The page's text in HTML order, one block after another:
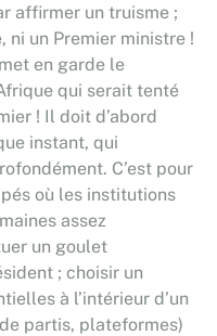
affirmer un truisme ;
ni un Premier ministre !
met en garde le
qui serait tenté
! Il doit d’abord
instant, qui
C’est pour
où les institutions
assez
un goulet
; choisir un
à l’intérieur d’un
partis, plateformes)